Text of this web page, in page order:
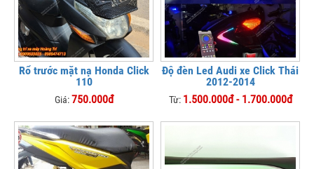
Rổ trước mặt nạ Honda Click
110
Giá:750.000đ
Độ đèn Led Audi xe Click Thái
2012-2014
Từ: 1.500.000đ - 1.700.000đ